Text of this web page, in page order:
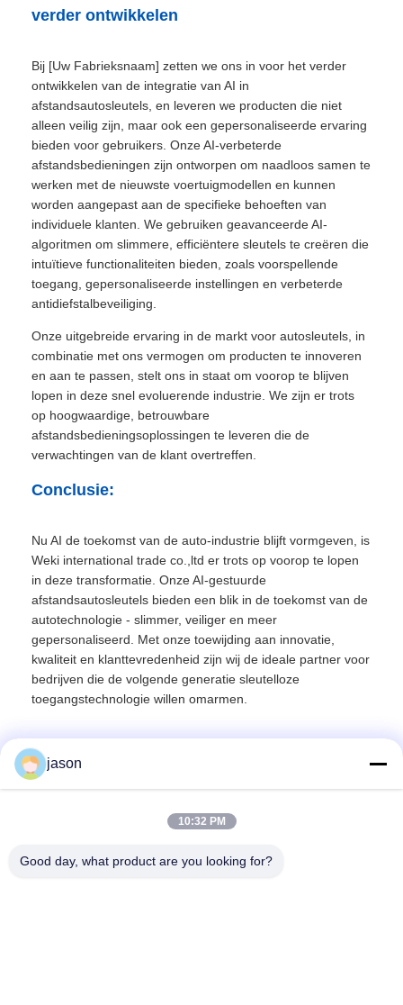
verder ontwikkelen
Bij [Uw Fabrieksnaam] zetten we ons in voor het verder
ontwikkelen van de integratie van AI in
afstandsautosleutels, en leveren we producten die niet
alleen veilig zijn, maar ook een gepersonaliseerde ervaring
bieden voor gebruikers. Onze AI-verbeterde
afstandsbedieningen zijn ontworpen om naadloos samen te
werken met de nieuwste voertuigmodellen en kunnen
worden aangepast aan de specifieke behoeften van
individuele klanten. We gebruiken geavanceerde AI-
algoritmen om slimmere, efficiëntere sleutels te creëren die
intuïtieve functionaliteiten bieden, zoals voorspellende
toegang, gepersonaliseerde instellingen en verbeterde
antidiefstalbeveiliging.
Onze uitgebreide ervaring in de markt voor autosleutels, in
combinatie met ons vermogen om producten te innoveren
en aan te passen, stelt ons in staat om voorop te blijven
lopen in deze snel evoluerende industrie. We zijn er trots
op hoogwaardige, betrouwbare
afstandsbedieningsoplossingen te leveren die de
verwachtingen van de klant overtreffen.
Conclusie:
Nu AI de toekomst van de auto-industrie blijft vormgeven, is
Weki international trade co.,ltd er trots op voorop te lopen
in deze transformatie. Onze AI-gestuurde
afstandsautosleutels bieden een blik in de toekomst van de
autotechnologie - slimmer, veiliger en meer
gepersonaliseerd. Met onze toewijding aan innovatie,
kwaliteit en klanttevredenheid zijn wij de ideale partner voor
bedrijven die de volgende generatie sleutelloze
toegangstechnologie willen omarmen.
Adres
jason
10:32 PM
Good day, what product are you looking for?